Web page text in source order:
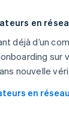
en
déjà d’un
sur
nouvelle
en réseau